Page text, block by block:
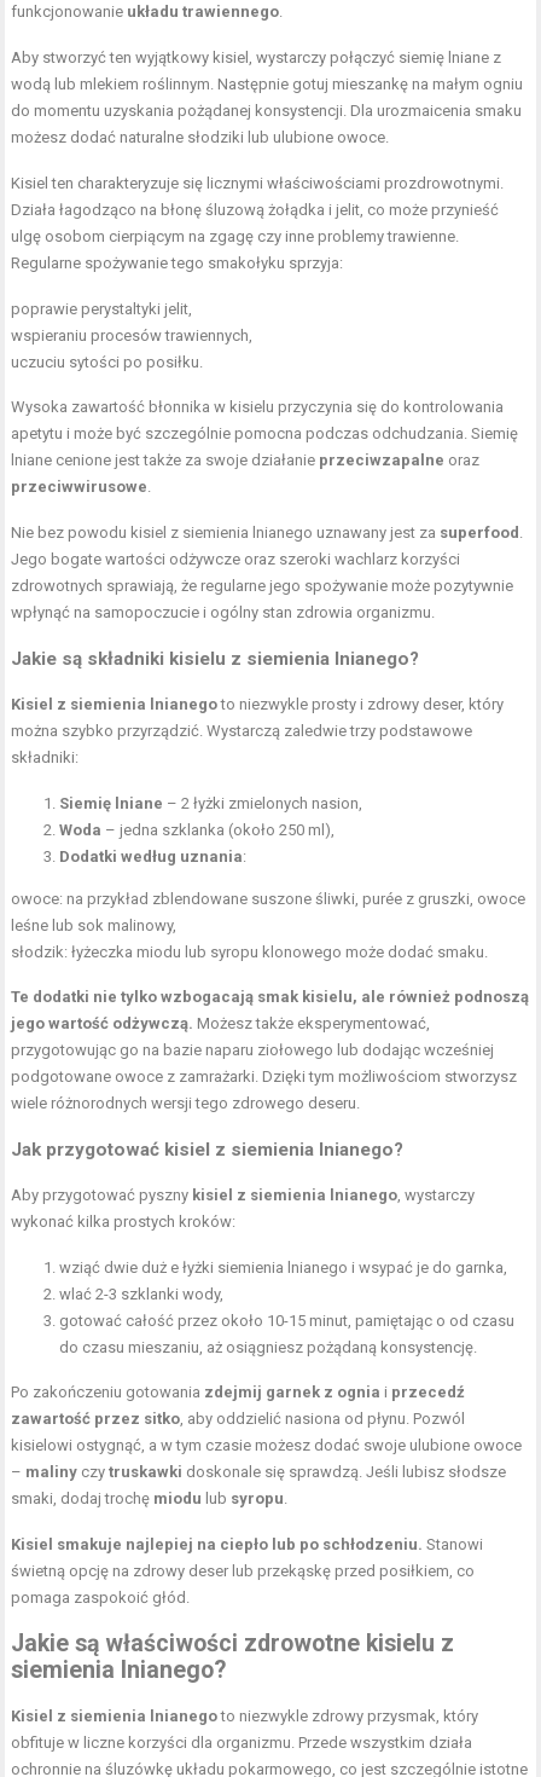
funkcjonowanie układu trawiennego
Aby stworzyć ten wyjątkowy kisiel, wystarczy połączyć siemię lniane z
wodą lub mlekiem roślinnym. Następnie gotuj mieszankę na małym ogniu
do momentu uzyskania pożądanej konsystencji. Dla urozmaicenia smaku
możesz dodać naturalne słodziki lub ulubione owoce.
Kisiel ten charakteryzuje się licznymi właściwościami prozdrowotnymi.
Działa łagodząco na błonę śluzową żołądka i jelit, co może przynieść
ulgę osobom cierpiącym na zgagę czy inne problemy trawienne.
Regularne spożywanie tego smakołyku sprzyja:
poprawie perystaltyki jelit,
wspieraniu procesów trawiennych,
uczuciu sytości po posiłku.
Wysoka zawartość błonnika w kisielu przyczynia się do kontrolowania
apetytu i może być szczególnie pomocna podczas odchudzania. Siemię
lniane cenione jest także za swoje działanie przeciwzapalne oraz
przeciwwirusowe
Nie bez powodu kisiel z siemienia lnianego uznawany jest za superfood
Jego bogate wartości odżywcze oraz szeroki wachlarz korzyści
zdrowotnych sprawiają, że regularne jego spożywanie może pozytywnie
wpłynąć na samopoczucie i ogólny stan zdrowia organizmu.
Jakie są składniki kisielu z siemienia lnianego?
Kisiel z siemienia lnianegoto niezwykle prosty i zdrowy deser, który
można szybko przyrządzić. Wystarczą zaledwie trzy podstawowe
składniki:
Siemię lniane – 2 łyżki zmielonych nasion,
Woda – jedna szklanka (około 250 ml),
Dodatki według uznania:
owoce: na przykład zblendowane suszone śliwki, purée z gruszki, owoce
leśne lub sok malinowy,
słodzik: łyżeczka miodu lub syropu klonowego może dodać smaku.
Te dodatki nie tylko wzbogacają smak kisielu, ale również podnoszą
jego wartość odżywczą. Możesz także eksperymentować,
przygotowując go na bazie naparu ziołowego lub dodając wcześniej
podgotowane owoce z zamrażarki. Dzięki tym możliwościom stworzysz
wiele różnorodnych wersji tego zdrowego deseru.
Jak przygotować kisiel z siemienia lnianego?
Aby przygotować pyszny kisiel z siemienia lnianego , wystarczy
wykonać kilka prostych kroków:
wziąć dwie duż e łyżki siemienia lnianego i wsypać je do garnka,
wlać 2-3 szklanki wody,
gotować całość przez około 10-15 minut, pamiętając o od czasu
do czasu mieszaniu, aż osiągniesz pożądaną konsystencję.
Po zakończeniu gotowania zdejmij garnek z ognia i przecedź
zawartość przez sitko , aby oddzielić nasiona od płynu. Pozwól
kisielowi ostygnąć, a w tym czasie możesz dodać swoje ulubione owoce
– maliny czytruskawki doskonale się sprawdzą. Jeśli lubisz słodsze
smaki, dodaj trochę miodu lub syropu
Kisiel smakuje najlepiej na ciepło lub po schłodzeniu. Stanowi
świetną opcję na zdrowy deser lub przekąskę przed posiłkiem, co
pomaga zaspokoić głód.
Jakie są właściwości zdrowotne kisielu z
siemienia lnianego?
Kisiel z siemienia lnianegoto niezwykle zdrowy przysmak, który
obfituje w liczne korzyści dla organizmu. Przede wszystkim działa
ochronnie na śluzówkę układu pokarmowego, co jest szczególnie istotne